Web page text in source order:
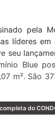
pela
líderes
seu
Blue
m². São
gosta
conforto e
do